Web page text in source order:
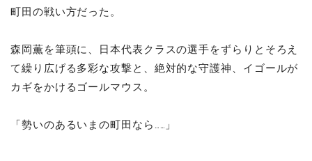
町田の戦い方だった。
森岡薫を筆頭に、日本代表クラスの選手をずらりとそろえ
て繰り広げる多彩な攻撃と、絶対的な守護神、イゴールが
カギをかけるゴールマウス。
「勢いのあるいまの町田なら……」